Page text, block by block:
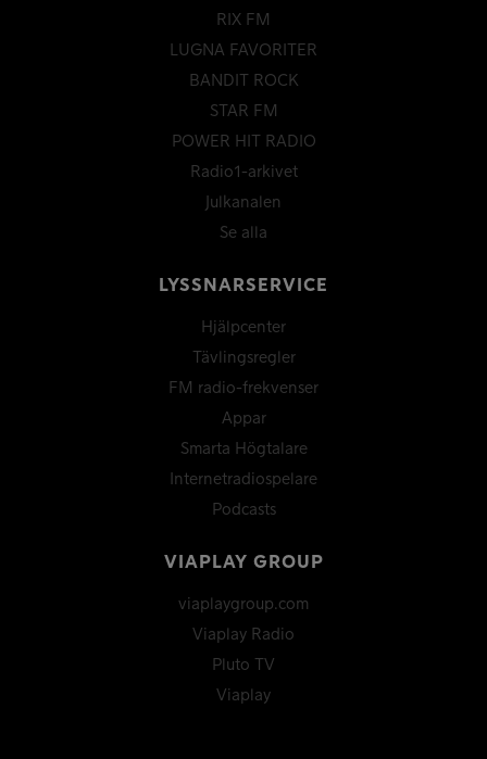
RIX FM
LUGNA FAVORITER
BANDIT ROCK
STAR FM
POWER HIT RADIO
Radio1-arkivet
Julkanalen
Se alla
LYSSNARSERVICE
Hjälpcenter
Tävlingsregler
FM radio-frekvenser
Appar
Smarta Högtalare
Internetradiospelare
Podcasts
VIAPLAY GROUP
viaplaygroup.com
Viaplay Radio
Pluto TV
Viaplay